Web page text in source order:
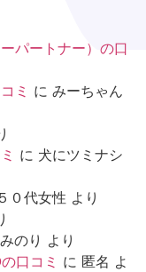
パートナー）の口
ミ に みーちゃん
に 犬にツミナシ
５０代女性 より
みのり より
口コミ に 匿名 よ